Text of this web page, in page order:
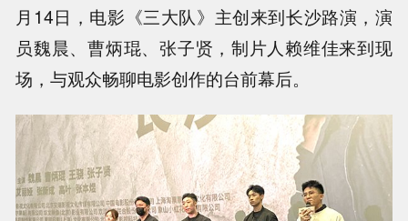
月14日，电影《三大队》主创来到长沙路演，演
员魏晨、曹炳琨、张子贤，制片人赖维佳来到现
场，与观众畅聊电影创作的台前幕后。